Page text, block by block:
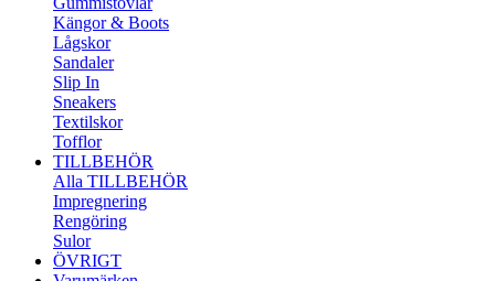
Kängor & Boots
Lågskor
Sandaler
Slip In
Sneakers
Textilskor
Tofflor
TILLBEHÖR
Alla TILLBEHÖR
Impregnering
Rengöring
Sulor
ÖVRIGT